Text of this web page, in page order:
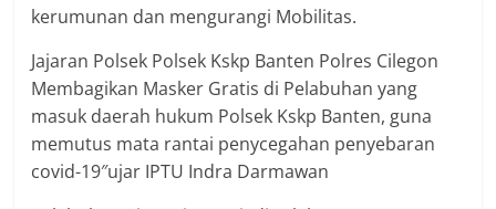
kerumunan dan mengurangi Mobilitas.
Jajaran Polsek Polsek Kskp Banten Polres Cilegon
Membagikan Masker Gratis di Pelabuhan yang
masuk daerah hukum Polsek Kskp Banten, guna
memutus mata rantai penycegahan penyebaran
covid-19″ujar IPTU Indra Darmawan